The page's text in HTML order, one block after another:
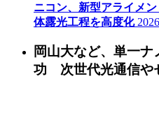
ニコン、新型アライメ
体露光工程を高度化
岡山大など、単一
功 次世代光通信や